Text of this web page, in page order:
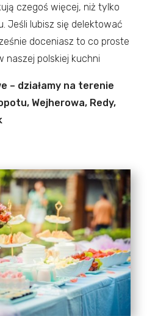
czegoś więcej, niż tylko
Jeśli lubisz się delektować
doceniasz to co proste
naszej polskiej kuchni
– działamy na terenie
Wejherowa, Redy,